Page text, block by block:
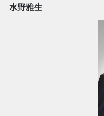
水野雅生